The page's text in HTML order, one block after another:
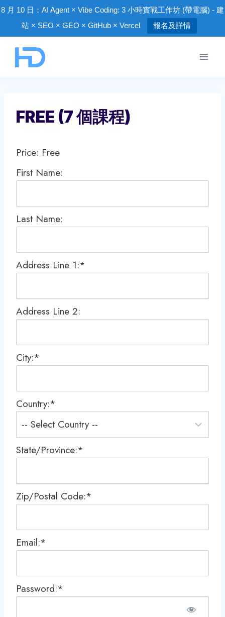
8 月 10 日：AI Agent × Vibe Coding: 3 小時實戰工作坊 (帶電腦) - 建
站 × SEO × GEO × GitHub × Vercel
報名及詳情
FREE (7 個課程)
Price: Free
First Name:
Last Name:
Address Line 1:*
Address Line 2:
City:*
Country:*
State/Province:*
Zip/Postal Code:*
Email:*
Password:*